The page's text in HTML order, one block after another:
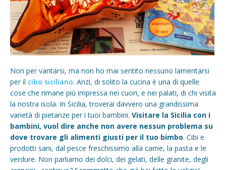
Non per vantarsi, ma non ho mai sentito nessuno lamentarsi
per il cibo siciliano. Anzi, di solito la cucina è una di quelle
cose che rimane più impressa nei cuori, e nei palati, di chi visita
la nostra isola. In Sicilia, troverai davvero una grandissima
varietà di pietanze per i tuoi bambini. Visitare la Sicilia con i
bambini, vuol dire anche non avere nessun problema su
dove trovare gli alimenti giusti per il tuo bimbo. Cibi e
prodotti sani, dal pesce freschissimo alla carne, la pasta e le
verdure. Non parliamo dei dolci, dei gelati, delle granite, degli